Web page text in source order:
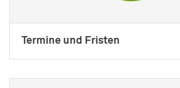
Termine und Fristen